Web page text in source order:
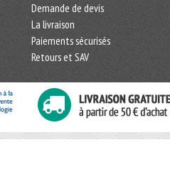
Demande de devis
La livraison
Paiements sécurisés
Retours et SAV